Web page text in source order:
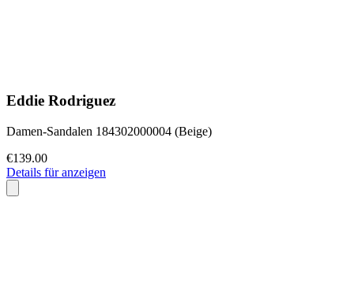
Eddie Rodriguez
Damen-Sandalen 184302000004 (Beige)
€139.00
Details für anzeigen